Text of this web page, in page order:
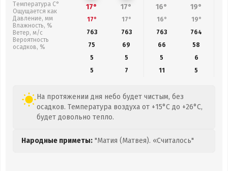
Температура С°
Ощущается как
Давление, мм
Влажность, %
Ветер, м/с
Вероятность
осадков, %
17° 17° 16° 19°
17° 17° 16° 19°
763
763 763 764
75
69 66 58
5
5 5
6
5
7 11 5
На протяжении дня небо будет чистым, без
осадков. Температура воздуха от +15°C до +26°C,
будет довольно тепло.
Народные приметы: "Матия (Матвея). «Считалось"